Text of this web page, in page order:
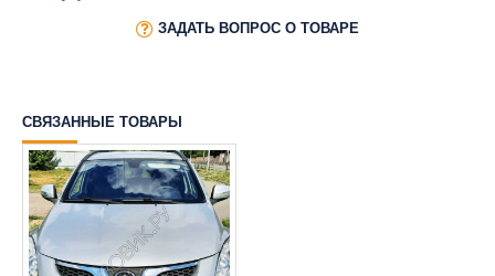
ЗАДАТЬ ВОПРОС О ТОВАРЕ
СВЯЗАННЫЕ ТОВАРЫ